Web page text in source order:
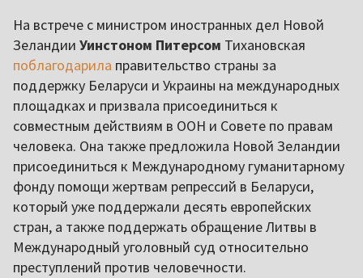
На встрече с министром иностранных дел Новой
Зеландии Уинстоном Питерсом Тихановская
поблагодарила правительство страны за
поддержку Беларуси и Украины на международных
площадках и призвала присоединиться к
совместным действиям в ООН и Совете по правам
человека. Она также предложила Новой Зеландии
присоединиться к Международному гуманитарному
фонду помощи жертвам репрессий в Беларуси,
который уже поддержали десять европейских
стран, а также поддержать обращение Литвы в
Международный уголовный суд относительно
преступлений против человечности.